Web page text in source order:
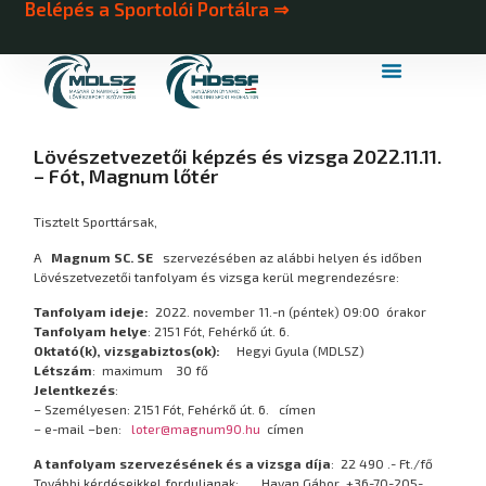
Belépés a Sportolói Portálra ⇒
Lövészetvezetői képzés és vizsga 2022.11.11.
– Fót, Magnum lőtér
Tisztelt Sporttársak,
A Magnum SC. SE szervezésében az alábbi helyen és időben
Lövészetvezetői tanfolyam és vizsga kerül megrendezésre:
Tanfolyam ideje: 2022. november 11.-n (péntek) 09:00 órakor
Tanfolyam helye: 2151 Fót, Fehérkő út. 6.
Oktató(k), vizsgabiztos(ok): Hegyi Gyula (MDLSZ)
Létszám: maximum 30 fő
Jelentkezés:
– Személyesen: 2151 Fót, Fehérkő út. 6. címen
– e-mail –ben:loter@magnum90.hu címen
A tanfolyam szervezésének és a vizsga díja: 22 490 .- Ft./fő